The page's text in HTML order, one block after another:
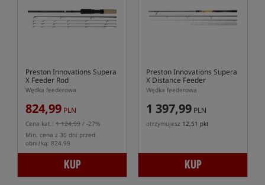
Preston Innovations Supera
X Feeder Rod
Wędka feederowa
824,99 PLN
Cena kat.: 1 124,99 / -27%
Min. cena z 30 dni przed
obniżką: 824.99
KUP
Preston Innovations Supera
X Distance Feeder
Wędka feederowa
1 397,99 PLN
otrzymujesz 12,51 pkt
KUP